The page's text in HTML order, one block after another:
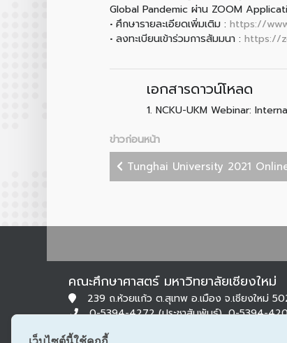
Global Pandemic ผ่าน ZOOM
• ศึกษารายละเอียดเพิ่มเติม :https://
• ลงทะเบียนเข้าร่วมการสัมมนา :https://
เอกสารดาวน์โหลด
1.NCKU-UKM Webinar:
ข่าวก่อนหน้า
Tunghai University 2021
คณะศึกษาศาสตร์ มหาวิทยาลัยเชียงใหม่
239 ถ.ห้วยแก้ว ต.สุเทพ อ.เมือง จ.เชียงใหม่
0-5394-4272 (ประชาสัมพันธ์), 0-5394-